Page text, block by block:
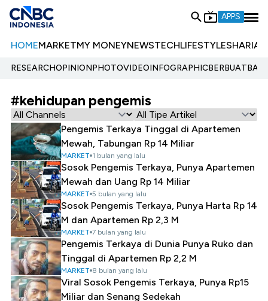
APPS
HOMEMARKETMY MONEYNEWSTECHLIFESTYLESHARIA
RESEARCHOPINIONPHOTOVIDEOINFOGRAPHIC
#kehidupan pengemis
Pengemis Terkaya Tinggal di Apartemen
Mewah, Tabungan Rp 14 Miliar
MARKET 1 bulan yang lalu
Sosok Pengemis Terkaya, Punya Apartemen
Mewah dan Uang Rp 14 Miliar
MARKET 5 bulan yang lalu
Sosok Pengemis Terkaya, Punya Harta Rp 14
M dan Apartemen Rp 2,3 M
MARKET 7 bulan yang lalu
Pengemis Terkaya di Dunia Punya Ruko dan
Tinggal di Apartemen Rp 2,2 M
MARKET 8 bulan yang lalu
Viral Sosok Pengemis Terkaya, Punya Rp15
Miliar dan Senang Sedekah